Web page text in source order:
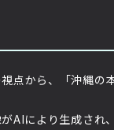
点から、「沖縄の
AIにより生成され